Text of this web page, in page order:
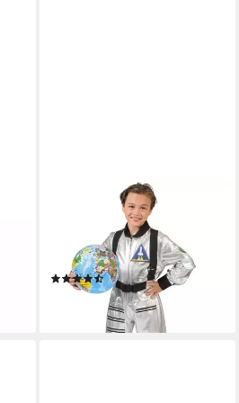
dir
FUNNY FASHION
Kostüm Astronaut Tobias für
Kinder - Silber Anzug,
Glänzend
(5)
29,90 €
lieferbar - in 2-3 Werktagen bei dir